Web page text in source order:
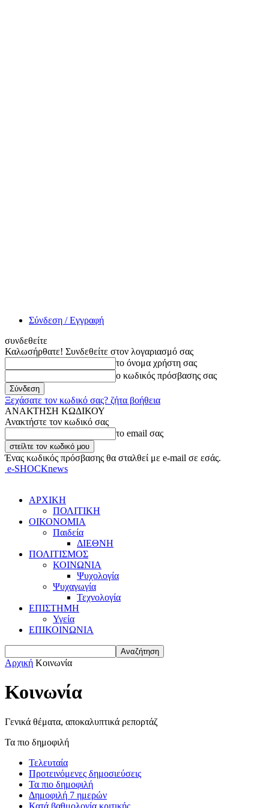
Σύνδεση / Εγγραφή
συνδεθείτε
Καλωσήρθατε! Συνδεθείτε στον λογαριασμό σας
το όνομα χρήστη σας
ο κωδικός πρόσβασης σας
Ξεχάσατε τον κωδικό σας? ζήτα βοήθεια
ΑΝΑΚΤΗΣΗ ΚΩΔΙΚΟΥ
Ανακτήστε τον κωδικό σας
το email σας
Ένας κωδικός πρόσβασης θα σταλθεί με e-mail σε εσάς.
e-SHOCKnews
ΑΡΧΙΚΗ
ΠΟΛΙΤΙΚΗ
ΟΙΚΟΝΟΜΙΑ
Παιδεία
ΔΙΕΘΝΗ
ΠΟΛΙΤΙΣΜΟΣ
ΚΟΙΝΩΝΙΑ
Ψυχολογία
Ψυχαγωγία
Τεχνολογία
ΕΠΙΣΤΗΜΗ
Υγεία
ΕΠΙΚΟΙΝΩΝΙΑ
Αρχική Κοινωνία
Κοινωνία
Γενικά θέματα, αποκαλυπτικά ρεπορτάζ
Τα πιο δημοφιλή
Τελευταία
Προτεινόμενες δημοσιεύσεις
Τα πιο δημοφιλή
Δημοφιλή 7 ημερών
Κατά βαθμολογία κριτικής